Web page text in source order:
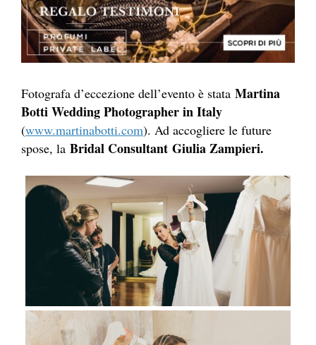
Fotografa d’eccezione dell’evento è stata Martina
Botti Wedding Photographer in Italy
(www.martinabotti.com). Ad accogliere le future
spose, la Bridal Consultant Giulia Zampieri.